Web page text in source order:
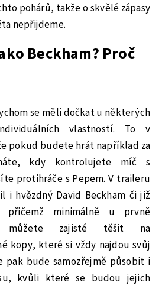
pohárů, takže o skvělé zápasy
nepřijdeme.
Beckham? Proč
se měli dočkat u některých
vlastností. To v
pokud budete hrát například za
kdy kontrolujete míč s
protihráče s Pepem. V traileru
i hvězdný David Beckham či již
přičemž minimálně u prvně
můžete zajisté těšit na
kopy, které si vždy najdou svůj
pak bude samozřejmě působit i
kvůli které se budou jejich